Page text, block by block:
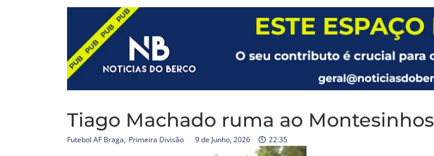
Tiago Machado ruma ao Montesinhos
Futebol AF Braga, Primeira Divisão 9 de Junho, 2026 22:35